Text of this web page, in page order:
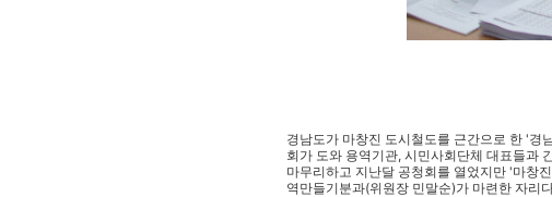
경남도가 마창진 도시철도를 근간으로 한 '경
회가 도와 용역기관, 시민사회단체 대표들과
마무리하고 지난달 공청회를 열었지만 '마창
역만들기분과(위원장 민말순)가 마련한 자리